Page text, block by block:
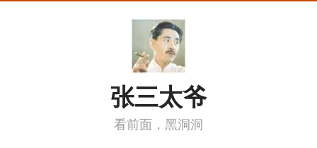
张三太爷
看前面，黑洞洞